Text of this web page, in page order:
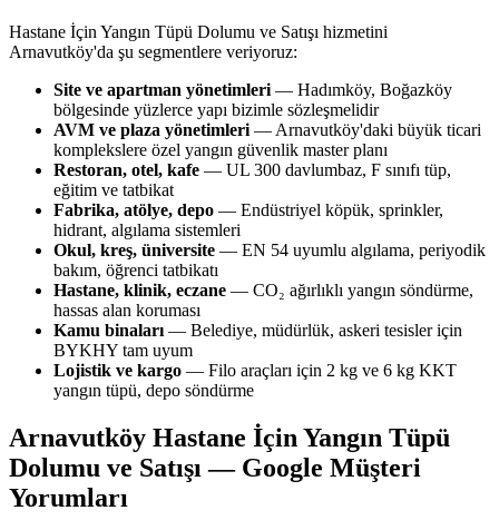
Hastane İçin Yangın Tüpü Dolumu ve Satışı hizmetini
Arnavutköy'da şu segmentlere veriyoruz:
Site ve apartman yönetimleri — Hadımköy, Boğazköy
bölgesinde yüzlerce yapı bizimle sözleşmelidir
AVM ve plaza yönetimleri — Arnavutköy'daki büyük ticari
komplekslere özel yangın güvenlik master planı
Restoran, otel, kafe — UL 300 davlumbaz, F sınıfı tüp,
eğitim ve tatbikat
Fabrika, atölye, depo — Endüstriyel köpük, sprinkler,
hidrant, algılama sistemleri
Okul, kreş, üniversite — EN 54 uyumlu algılama, periyodik
bakım, öğrenci tatbikatı
Hastane, klinik, eczane — CO₂ ağırlıklı yangın söndürme,
hassas alan koruması
Kamu binaları — Belediye, müdürlük, askeri tesisler için
BYKHY tam uyum
Lojistik ve kargo — Filo araçları için 2 kg ve 6 kg KKT
yangın tüpü, depo söndürme
Arnavutköy Hastane İçin Yangın Tüpü
Dolumu ve Satışı — Google Müşteri
Yorumları